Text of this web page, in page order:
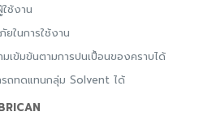
ช้งาน
ในการใช้งาน
เข้มข้นตามการปนเปื้อนของคราบได้
รถทดแทนกลุ่ม Solvent ได้